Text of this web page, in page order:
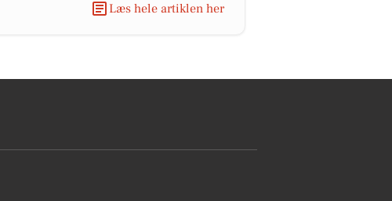
Læs hele artiklen her